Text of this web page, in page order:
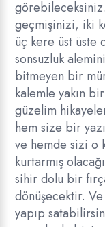
geçmişinizi, iki
üç kere üst üste
sonsuzluk
bitmeyen bir
kalemle yakın
güzelim
hem size bir
ve hemde sizi o
kurtarmış
sihir dolu bir
dönüşecektir.
yapıp